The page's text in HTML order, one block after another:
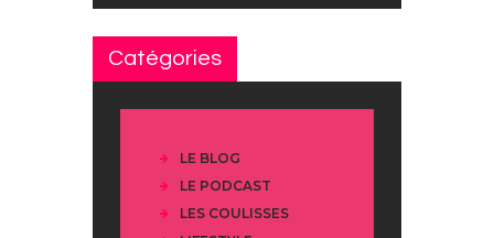
Catégories
LE BLOG
LE PODCAST
LES COULISSES